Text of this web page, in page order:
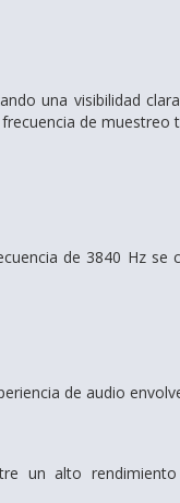
una visibilidad
de muestreo
de 3840 Hz se
de audio
un alto rendimiento